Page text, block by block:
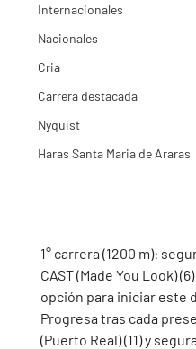
Internacionales
Nacionales
Cria
Carrera destacada
Nyquist
Haras Santa Maria de Araras
1° carrera (1200 m):
CAST (Made You Look)
opción para iniciar este
Progresa tras cada
(Puerto Real) (11) y